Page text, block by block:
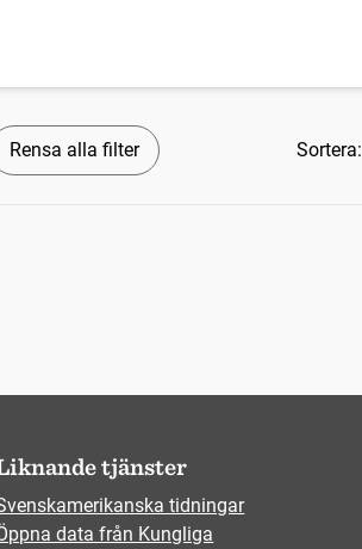
Rensa alla filter Sortera:
tjänster
tidningar
data från Kungliga